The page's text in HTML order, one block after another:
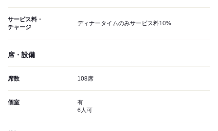
サービス料・
チャージ
ディナータイムのみサービス料10%
席・設備
席数 108席
個室
有
6人可